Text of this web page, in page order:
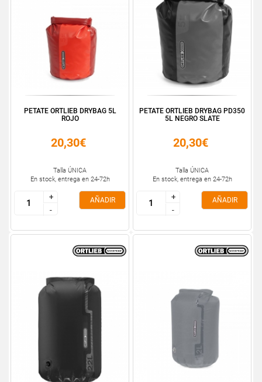
PETATE ORTLIEB DRYBAG 5L
ROJO
20,30€
Talla ÚNICA
En stock, entrega en 24-72h
+
-
+
-
AÑADIR
PETATE ORTLIEB DRYBAG PD350
5L NEGRO SLATE
20,30€
Talla ÚNICA
En stock, entrega en 24-72h
+
-
+
-
AÑADIR